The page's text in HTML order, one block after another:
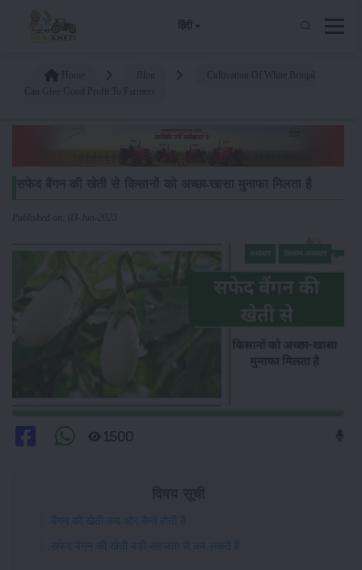
हिंदी
Published on: 03-Jun-2023
1500
बैंगन की खेती कब और कैसे होती है
सफेद बैंगन की खेती बड़ी सहजता से कर सकते हैं